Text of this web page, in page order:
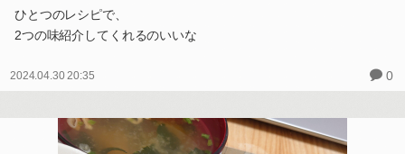
ひとつのレシピで、
2つの味紹介してくれるのいいな
2024.04.30 20:35 0